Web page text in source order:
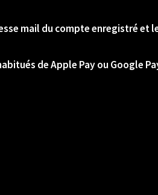
mail du compte enregistré et
de Apple Pay ou Google